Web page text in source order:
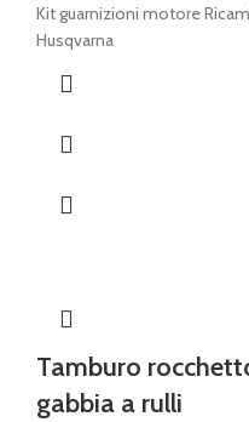
Kit guarnizioni motore
Husqvarna
Tamburo
gabbia a rulli